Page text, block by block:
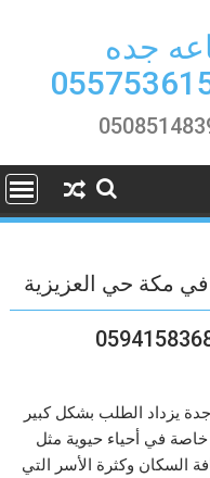
جده
في مكة حي العزيزية
يزداد الطلب بشكل كبير
في أحياء حيوية مثل
السكان وكثرة الأسر التي